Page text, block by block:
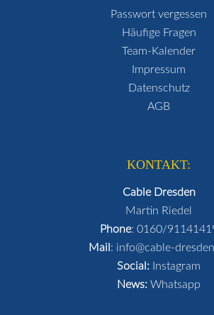
Passwort vergessen
Häufige Fragen
Team-Kalender
Impressum
Datenschutz
AGB
KONTAKT:
Cable Dresden
Martin Riedel
Phone: 0160/
Mail : info@cable-
Social: Instagram
News: Whatsapp